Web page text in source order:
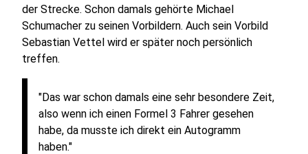
der Strecke. Schon damals gehörte Michael
Schumacher zu seinen Vorbildern. Auch sein Vorbild
Sebastian Vettel wird er später noch persönlich
treffen.
"Das war schon damals eine sehr besondere Zeit,
also wenn ich einen Formel 3 Fahrer gesehen
habe, da musste ich direkt ein Autogramm
haben."